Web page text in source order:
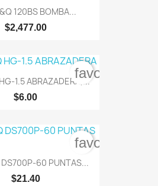
120BS BOMBA...
$2,477.00
1.5 ABRAZADERA,...
$6.00
DS700P-60 PUNTAS...
$21.40